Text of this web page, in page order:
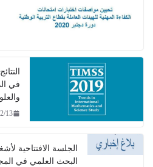
للهيئات العاملة بقطاع
الوطنية برسم سنة2020
النتائج العامة لأداء التلاميذ المغاربة
في الدراسة الدولية للرياضيات
والعلوم TIMSS 2019
2020/12/13
الافتتاحية لأشغال الندوة الوطنية الثالثة
في المجال التربوي بالمراكز